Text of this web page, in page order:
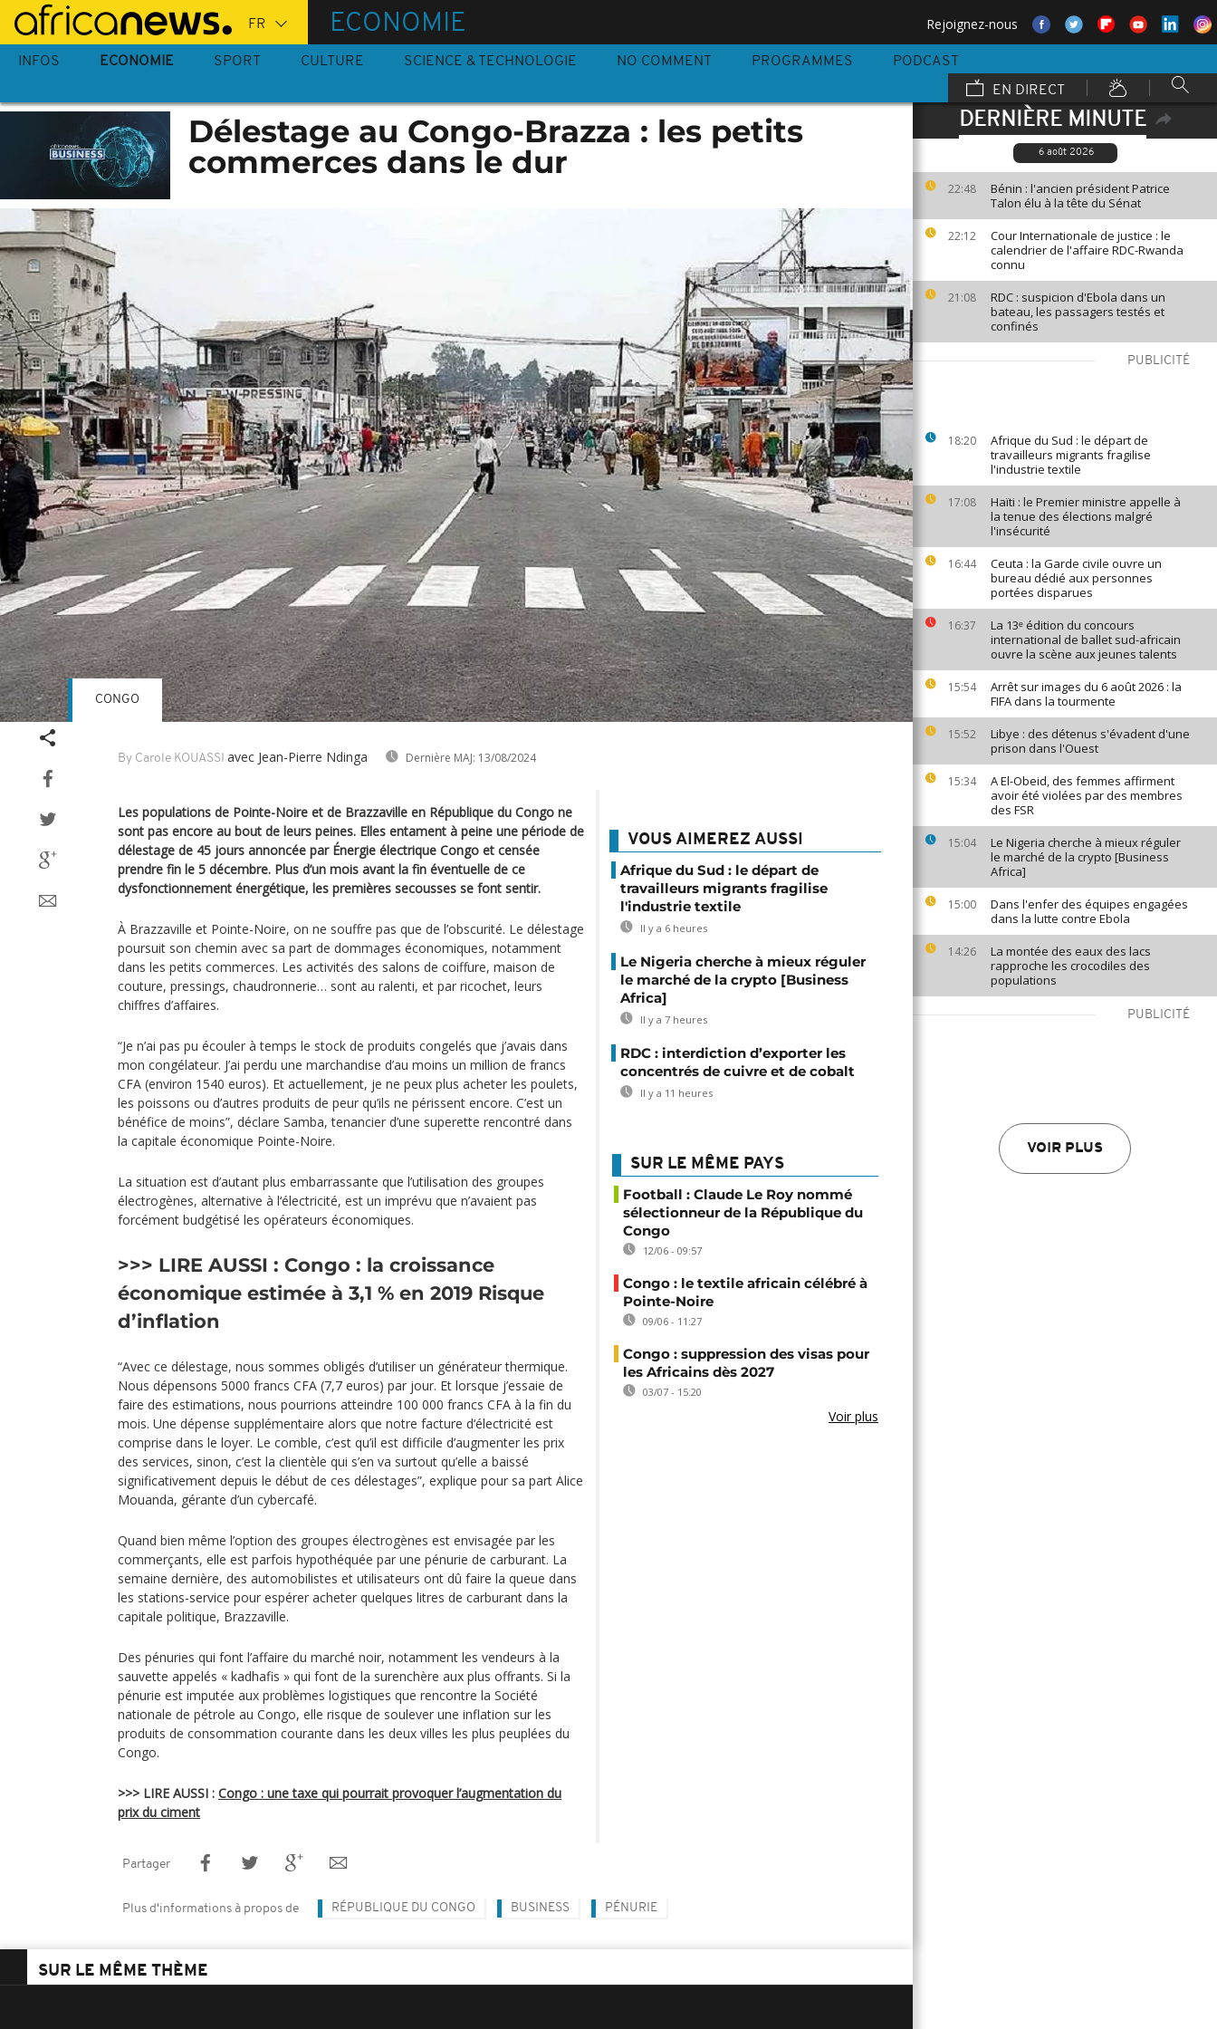
Passer
au
contenu
ECONOMIE Rejoignez-nous
INFOS ECONOMIE SPORT CULTURE SCIENCE & TECHNOLOGIE NO COMMENT PROGRAMMES
PODCAST
EN DIRECT
DERNIÈRE MINUTE
6 août 2026
22:48
Bénin : l'ancien président Patrice
Talon élu à la tête du Sénat
22:12
Cour Internationale de justice : le
calendrier de l'affaire RDC-Rwanda
connu
21:08
RDC : suspicion d'Ebola dans un
bateau, les passagers testés et
confinés
PUBLICITÉ
18:20
Afrique du Sud : le départ de
travailleurs migrants fragilise
l'industrie textile
17:08
Haïti : le Premier ministre appelle à
la tenue des élections malgré
l'insécurité
16:44
Ceuta : la Garde civile ouvre un
bureau dédié aux personnes
portées disparues
16:37
La 13ᵉ édition du concours
international de ballet sud-africain
ouvre la scène aux jeunes talents
15:54
Arrêt sur images du 6 août 2026 : la
FIFA dans la tourmente
15:52
Libye : des détenus s'évadent d'une
prison dans l'Ouest
15:34
A El-Obeid, des femmes affirment
avoir été violées par des membres
des FSR
15:04
Le Nigeria cherche à mieux réguler
le marché de la crypto [Business
Africa]
15:00
Dans l'enfer des équipes engagées
dans la lutte contre Ebola
14:26
La montée des eaux des lacs
rapproche les crocodiles des
populations
PUBLICITÉ
VOIR PLUS
Délestage au Congo-Brazza : les petits
commerces dans le dur
By Carole KOUASSI avec Jean-Pierre Ndinga Dernière MAJ: 13/08/2024
CONGO
Les populations de Pointe-Noire et de Brazzaville en République du Congo ne
sont pas encore au bout de leurs peines. Elles entament à peine une période de
délestage de 45 jours annoncée par Énergie électrique Congo et censée
prendre fin le 5 décembre. Plus d’un mois avant la fin éventuelle de ce
dysfonctionnement énergétique, les premières secousses se font sentir.
À Brazzaville et Pointe-Noire, on ne souffre pas que de l’obscurité. Le délestage
poursuit son chemin avec sa part de dommages économiques, notamment
dans les petits commerces. Les activités des salons de coiffure, maison de
couture, pressings, chaudronnerie… sont au ralenti, et par ricochet, leurs
chiffres d’affaires.
“Je n’ai pas pu écouler à temps le stock de produits congelés que j’avais dans
mon congélateur. J’ai perdu une marchandise d’au moins un million de francs
CFA (environ 1540 euros). Et actuellement, je ne peux plus acheter les poulets,
les poissons ou d’autres produits de peur qu’ils ne périssent encore. C’est un
bénéfice de moins”, déclare Samba, tenancier d’une superette rencontré dans
la capitale économique Pointe-Noire.
La situation est d’autant plus embarrassante que l’utilisation des groupes
électrogènes, alternative à l‘électricité, est un imprévu que n’avaient pas
forcément budgétisé les opérateurs économiques.
>>> LIRE AUSSI : Congo : la croissance
économique estimée à 3,1 % en 2019 Risque
d’inflation
“Avec ce délestage, nous sommes obligés d’utiliser un générateur thermique.
Nous dépensons 5000 francs CFA (7,7 euros) par jour. Et lorsque j’essaie de
faire des estimations, nous pourrions atteindre 100 000 francs CFA à la fin du
mois. Une dépense supplémentaire alors que notre facture d‘électricité est
comprise dans le loyer. Le comble, c’est qu’il est difficile d’augmenter les prix
des services, sinon, c’est la clientèle qui s’en va surtout qu’elle a baissé
significativement depuis le début de ces délestages”, explique pour sa part Alice
Mouanda, gérante d’un cybercafé.
Quand bien même l’option des groupes électrogènes est envisagée par les
commerçants, elle est parfois hypothéquée par une pénurie de carburant. La
semaine dernière, des automobilistes et utilisateurs ont dû faire la queue dans
les stations-service pour espérer acheter quelques litres de carburant dans la
capitale politique, Brazzaville.
Des pénuries qui font l’affaire du marché noir, notamment les vendeurs à la
sauvette appelés « kadhafis » qui font de la surenchère aux plus offrants. Si la
pénurie est imputée aux problèmes logistiques que rencontre la Société
nationale de pétrole au Congo, elle risque de soulever une inflation sur les
produits de consommation courante dans les deux villes les plus peuplées du
Congo.
>>> LIRE AUSSI : Congo : une taxe qui pourrait provoquer l’augmentation du
prix du ciment
VOUS AIMEREZ AUSSI
Afrique du Sud : le départ de
travailleurs migrants fragilise
l'industrie textile
Il y a 6 heures
Le Nigeria cherche à mieux réguler
le marché de la crypto [Business
Africa]
Il y a 7 heures
RDC : interdiction d’exporter les
concentrés de cuivre et de cobalt
Il y a 11 heures
SUR LE MÊME PAYS
Football : Claude Le Roy nommé
sélectionneur de la République du
Congo
12/06 - 09:57
Congo : le textile africain célébré à
Pointe-Noire
09/06 - 11:27
Congo : suppression des visas pour
les Africains dès 2027
03/07 - 15:20
Voir plus
Partager
Plus d'informations à propos de RÉPUBLIQUE DU CONGO BUSINESS PÉNURIE
SUR LE MÊME THÈME